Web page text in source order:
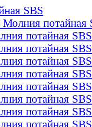
SBS
потайная
потайная SBS
потайная SBS
потайная SBS
потайная SBS
потайная SBS
потайная SBS
потайная SBS
потайная SBS